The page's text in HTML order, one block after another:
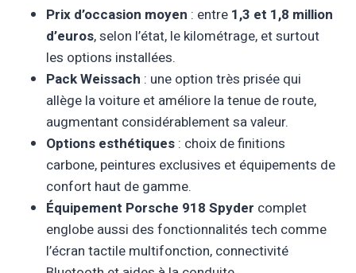
Prix d’occasion moyen : entre 1,3 et 1,8 million
d’euros, selon l’état, le kilométrage, et surtout
les options installées.
Pack Weissach : une option très prisée qui
allège la voiture et améliore la tenue de route,
augmentant considérablement sa valeur.
Options esthétiques : choix de finitions
carbone, peintures exclusives et équipements de
confort haut de gamme.
Équipement Porsche 918 Spyder complet
englobe aussi des fonctionnalités tech comme
l’écran tactile multifonction, connectivité